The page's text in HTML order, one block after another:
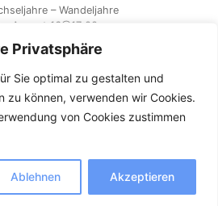
Privatsphäre
Sie optimal zu gestalten und
zu können, verwenden wir Cookies.
von Cookies zustimmen
Ablehnen Akzeptieren
– Wandeljahre
August 16@17:00
Impressum